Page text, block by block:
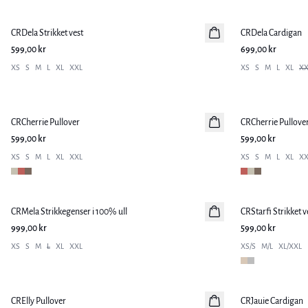
Nyhet
CRDela Strikket vest
599,00 kr
XS S M L XL XXL
Nyhet
CRDela Cardigan
699,00 kr
XS S M L XL
Nyhet
CRCherrie Pullover
599,00 kr
XS S M L XL XXL
Nyhet
CRCherrie
599,00 kr
XS S M L XL
CRMela Strikkegenser i 100% ull
999,00 kr
XS S M L XL XXL
Nyhet
CRStarfi Strikket
599,00 kr
XS/S M/L XL/XXL
CRElly Pullover
CRJauie Cardigan